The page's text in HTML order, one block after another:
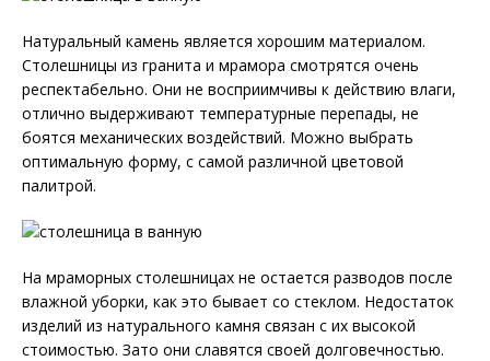
Натуральный камень является хорошим материалом.
Столешницы из гранита и мрамора смотрятся очень
респектабельно. Они не восприимчивы к действию влаги,
отлично выдерживают температурные перепады, не
боятся механических воздействий. Можно выбрать
оптимальную форму, с самой различной цветовой
палитрой.
На мраморных столешницах не остается разводов после
влажной уборки, как это бывает со стеклом. Недостаток
изделий из натурального камня связан с их высокой
стоимостью. Зато они славятся своей долговечностью.